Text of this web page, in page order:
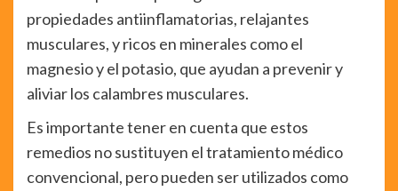
propiedades antiinflamatorias, relajantes
musculares, y ricos en minerales como el
magnesio y el potasio, que ayudan a prevenir y
aliviar los calambres musculares.
Es importante tener en cuenta que estos
remedios no sustituyen el tratamiento médico
convencional, pero pueden ser utilizados como